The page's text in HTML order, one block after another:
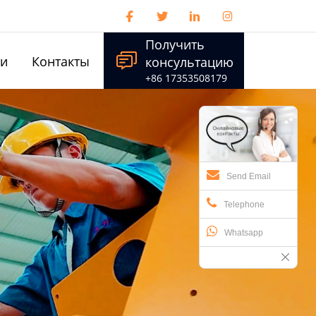
   
Контакты 
Получить
консультацию
+86 17353508179
Send Email
Telephone
Whatsapp